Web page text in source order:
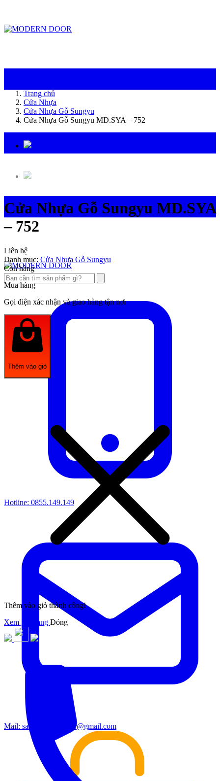
Hotline: 0855.149.149
Mail: sales.moderndoor@gmail.com
Trang chủ
Cửa Nhựa
Cửa Nhựa Gỗ Sungyu
Cửa Nhựa Gỗ Sungyu MD.SYA – 752
Cửa Nhựa Gỗ Sungyu MD.SYA
– 752
Liên hệ
Danh mục: Cửa Nhựa Gỗ Sungyu
Còn hàng
Mua hàng
Gọi điện xác nhận và giao hàng tận nơi
Thêm vào giỏ
Thêm vào giỏ thành công!
Xem giỏ hàng Đóng